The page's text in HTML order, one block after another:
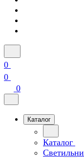
0
0
0
Каталог
Каталог